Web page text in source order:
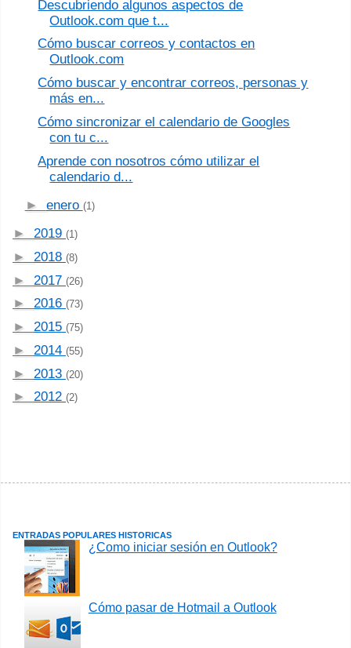
Descubriendo algunos aspectos de
Outlook.com que t...
Cómo buscar correos y contactos en
Outlook.com
Cómo buscar y encontrar correos, personas y
más en...
Cómo sincronizar el calendario de Googles
con tu c...
Aprende con nosotros cómo utilizar el
calendario d...
► enero (1)
► 2019 (1)
► 2018 (8)
► 2017 (26)
► 2016 (73)
► 2015 (75)
► 2014 (55)
► 2013 (20)
► 2012 (2)
ENTRADAS POPULARES HISTORICAS
¿Como iniciar sesión en Outlook?
Cómo pasar de Hotmail a Outlook